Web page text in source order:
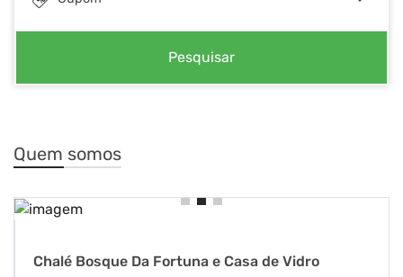
Pesquisar
Quem somos
Chalé Bosque Da Fortuna e Casa de Vidro